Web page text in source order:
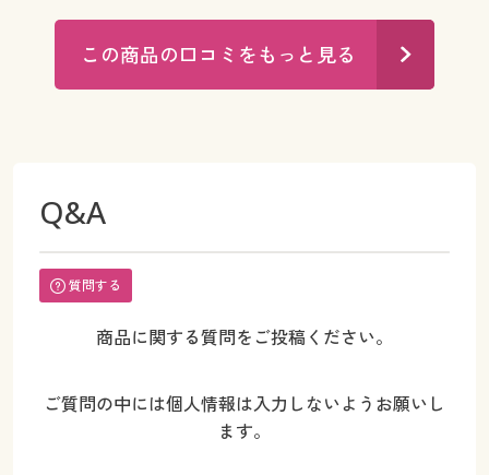
この商品の口コミをもっと見る
Q&A
質問する
商品に関する質問をご投稿ください。
ご質問の中には個人情報は入力しないようお願いし
ます。